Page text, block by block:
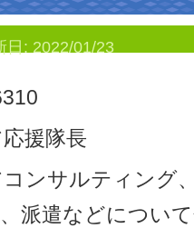
日: 2022/01/23
援隊長
ンサルティング
派遣などについ